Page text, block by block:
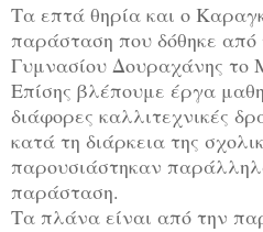
Τα επτά θηρία και ο
παράσταση που δόθηκε από
Γυμνασίου Δουραχάνης το
Επίσης βλέπουμε έργα
διάφορες καλλιτεχνικές
κατά τη διάρκεια της
παρουσιάστηκαν
παράσταση.
Τα πλάνα είναι από την